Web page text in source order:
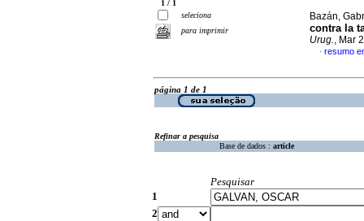
1 / 1
seleciona
para imprimir
Bazán,
contra la
Urug., Mar
· resumo
página 1 de 1
Refinar a pesquisa
Base de dados : article
Pesquisar
1
2